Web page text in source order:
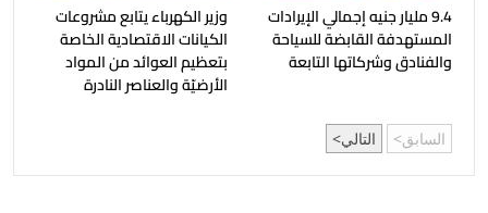
9.4 مليار جنيه إجمالي الإيرادات
المستهدفة القابضة للسياحة
والفنادق وشركاتها التابعة
وزير الكهرباء يتابع مشروعات
الكيانات الاقتصادية الخاصة
بتعظيم العوائد من المواد
الأرضيّة والعناصر النادرة
السابق التالي